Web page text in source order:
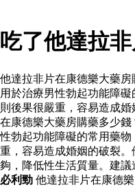
吃了他達拉
他達拉非片在康德樂大藥
用於治療男性勃起功能障
則後果很嚴重，容易造成
在康德樂大藥房購藥多少
性勃起功能障礙的常用藥
重，容易造成婚姻的破裂
夠，降低性生活質量。建
必利勁 他達拉非片在康德